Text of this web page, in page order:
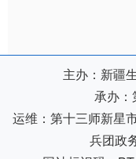
主办：新疆
承办：
运维：第十三师新星
兵团政